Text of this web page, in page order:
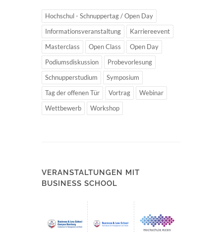
Hochschul - Schnuppertag / Open Day
Informationsveranstaltung
Karriereevent
Masterclass
Open Class
Open Day
Podiumsdiskussion
Probevorlesung
Schnupperstudium
Symposium
Tag der offenen Tür
Vortrag
Webinar
Wettbewerb
Workshop
VERANSTALTUNGEN MIT
BUSINESS SCHOOL